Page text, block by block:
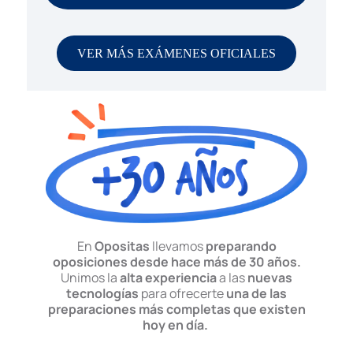
VER MÁS EXÁMENES OFICIALES
EnOpositas llevamospreparando
oposiciones desde hace más de 30 años.
Unimos laalta experienciaa lasnuevas
tecnologías para ofrecerteuna de las
preparaciones más completas que existen
hoy en día.